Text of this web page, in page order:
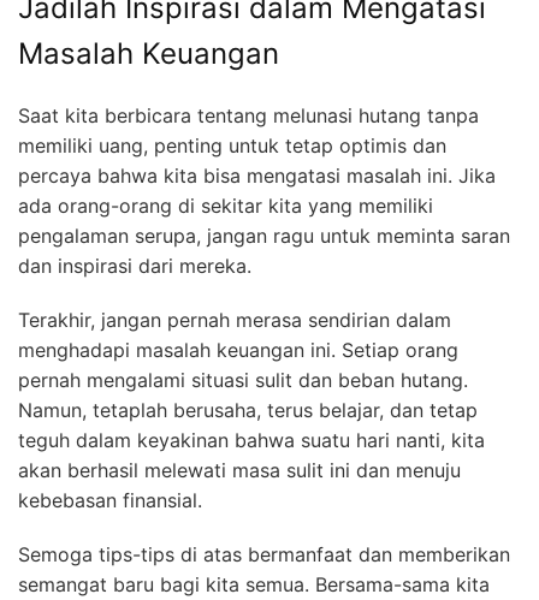
Jadilah Inspirasi dalam Mengatasi
Masalah Keuangan
Saat kita berbicara tentang melunasi hutang tanpa
memiliki uang, penting untuk tetap optimis dan
percaya bahwa kita bisa mengatasi masalah ini. Jika
ada orang-orang di sekitar kita yang memiliki
pengalaman serupa, jangan ragu untuk meminta saran
dan inspirasi dari mereka.
Terakhir, jangan pernah merasa sendirian dalam
menghadapi masalah keuangan ini. Setiap orang
pernah mengalami situasi sulit dan beban hutang.
Namun, tetaplah berusaha, terus belajar, dan tetap
teguh dalam keyakinan bahwa suatu hari nanti, kita
akan berhasil melewati masa sulit ini dan menuju
kebebasan finansial.
Semoga tips-tips di atas bermanfaat dan memberikan
semangat baru bagi kita semua. Bersama-sama kita